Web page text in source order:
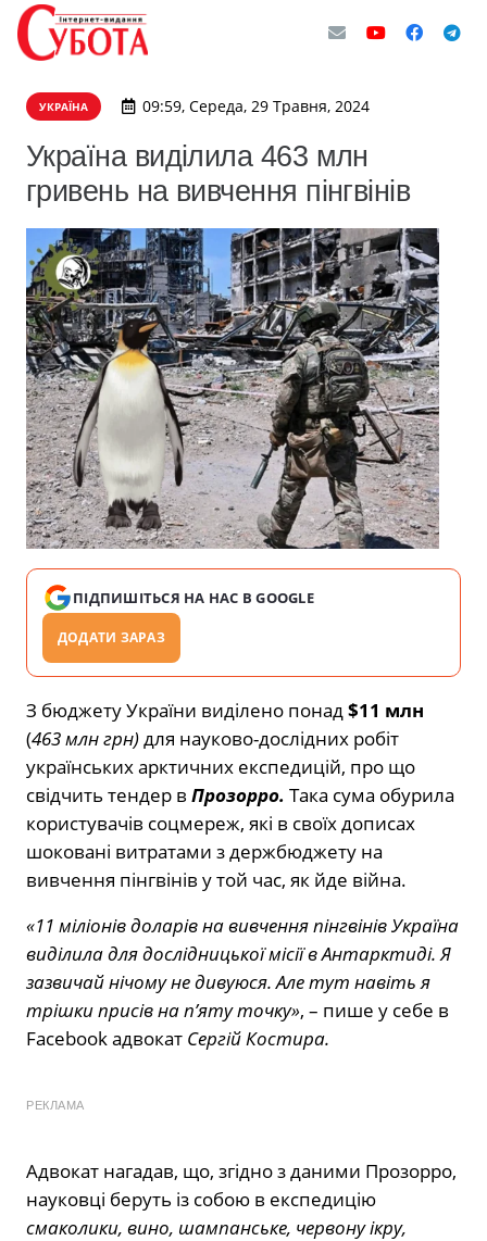
УКРАЇНА 09:59, Середа, 29 Травня, 2024
Україна виділила 463 млн
гривень на вивчення пінгвінів
ПІДПИШІТЬСЯ НА НАС В GOOGLE
ДОДАТИ ЗАРАЗ
З бюджету України виділено понад$11 млн
(463 млн грн)для науково-дослідних робіт
українських арктичних експедицій, про що
свідчить тендер в Прозорро. Така сума обурила
користувачів соцмереж, які в своїх дописах
шоковані витратами з держбюджету на
вивчення пінгвінів у той час, як йде війна.
«11 міліонів доларів на вивчення пінгвінів Україна
виділила для дослідницької місії в Антарктиді. Я
зазвичай нічому не дивуюся. Але тут навіть я
трішки присів на пʼяту точку», – пише у себе в
Facebook адвокат Сергій Костира.
РЕКЛАМА
Адвокат нагадав, що, згідно з даними Прозорро,
науковці беруть із собою в експедицію
смаколики, вино, шампанське, червону ікру,